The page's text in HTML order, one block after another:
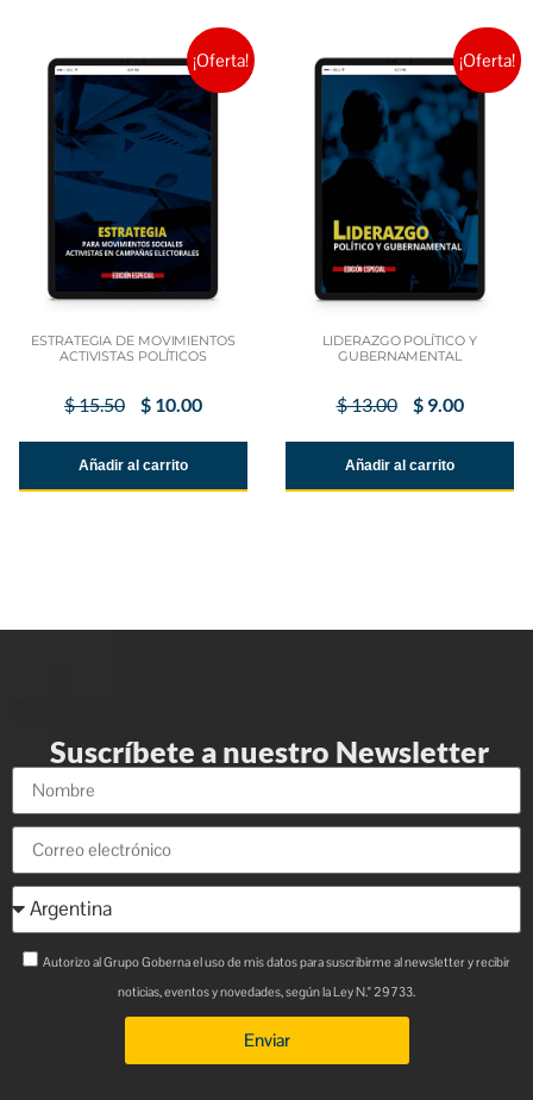
¡Oferta!
ESTRATEGIA DE MOVIMIENTOS
ACTIVISTAS POLÍTICOS
$15.50 $ 10.00
Añadir al carrito
¡Oferta!
LIDERAZGO POLÍTICO Y
GUBERNAMENTAL
$13.00 $9.00
Añadir al carrito
Suscríbete a nuestro Newsletter
Autorizo al Grupo Goberna el uso de mis datos para suscribirme al newsletter y recibir
noticias, eventos y novedades, según la Ley N.° 29733.
Enviar